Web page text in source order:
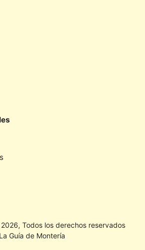
Todos los derechos reservados
La Guía de Montería